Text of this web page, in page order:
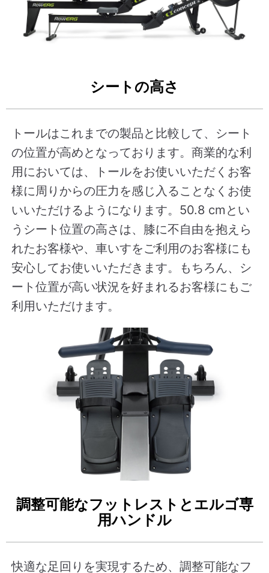
シートの高さ
トールはこれまでの製品と比較して、シート
の位置が高めとなっております。商業的な利
用においては、トールをお使いいただくお客
様に周りからの圧力を感じ入ることなくお使
いいただけるようになります。50.8 cmとい
うシート位置の高さは、膝に不自由を抱えら
れたお客様や、車いすをご利用のお客様にも
安心してお使いいただきます。もちろん、シ
ート位置が高い状況を好まれるお客様にもご
利用いただけます。
調整可能なフットレストとエルゴ専
用ハンドル
快適な足回りを実現するため、調整可能なフ